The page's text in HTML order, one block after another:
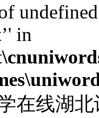
in
在线湖